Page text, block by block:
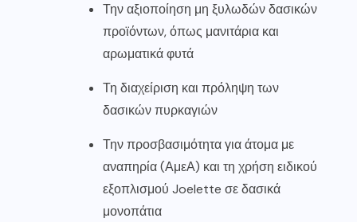
Την αξιοποίηση μη ξυλωδών δασικών
προϊόντων, όπως μανιτάρια και
αρωματικά φυτά
Τη διαχείριση και πρόληψη των
δασικών πυρκαγιών
Την προσβασιμότητα για άτομα με
αναπηρία (ΑμεΑ) και τη χρήση ειδικού
εξοπλισμού Joelette σε δασικά
μονοπάτια